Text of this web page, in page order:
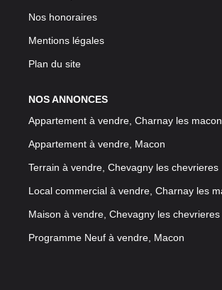
Nos honoraires
Mentions légales
Plan du site
NOS ANNONCES
Appartement à vendre, Charnay les macon
Appartement à vendre, Macon
Terrain à vendre, Chevagny les chevrieres
Local commercial à vendre, Charnay les
Maison à vendre, Chevagny les chevrieres
Programme Neuf à vendre, Macon